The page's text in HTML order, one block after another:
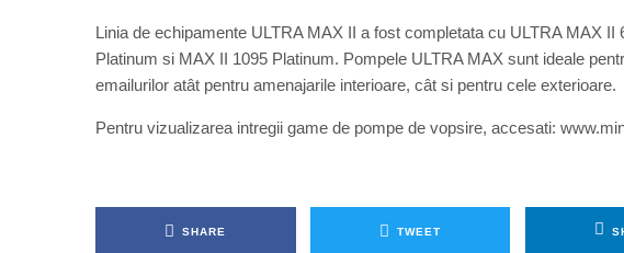
Linia de echipamente ULTRA MAX II a fost completata cu ULTRA MAX II
Platinum si MAX II 1095 Platinum. Pompele ULTRA MAX sunt ideale
emailurilor atât pentru amenajarile interioare, cât si pentru cele exterioare.
Pentru vizualizarea intregii game de pompe de vopsire, accesati:
SHARE TWEET